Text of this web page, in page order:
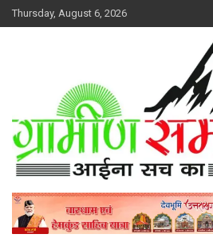
Skip
to
Thursday, August 6, 2026
Gramin Samay